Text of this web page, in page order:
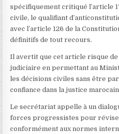
spécifiquement critiqué l’article
civile, le qualifiant
avec l’article 126 de la
définitifs de tout recours.
Il avertit que cet article risque
judiciaire en permettant au
les décisions civiles sans être
confiance dans la justice
Le secrétariat appelle à un
forces progressistes pour
conformément aux normes